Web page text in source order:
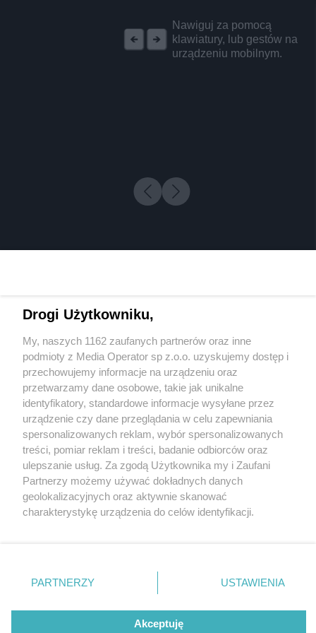
Nawiguj za pomocą
klawiatury, lub gestów na
urządzeniu mobilnym.
4 / 0
Wydawca mediów lokalnych
Nie zapomnij
zapoznać się z:
polityką prywatności
Twojemiasto
Piekary Śląskie
Chorzów
Tarnowskie Góry
Gliwice
Skontakuj sięz nami
Kontakt
Redakcja
Newsletter
Drogi Użytkowniku,
My, naszych 1162 zaufanych partnerów oraz inne
podmioty z Media Operator sp z.o.o. uzyskujemy dostęp i
przechowujemy informacje na urządzeniu oraz
przetwarzamy dane osobowe, takie jak unikalne
identyfikatory, standardowe informacje wysyłane przez
urządzenie czy dane przeglądania w celu zapewniania
spersonalizowanych reklam, wybór spersonalizowanych
treści, pomiar reklam i treści, badanie odbiorców oraz
ulepszanie usług. Za zgodą Użytkownika my i Zaufani
Partnerzy możemy używać dokładnych danych
geolokalizacyjnych oraz aktywnie skanować
charakterystykę urządzenia do celów identyfikacji.
zmienić/wycofać klikając przycisk ustawień prywatności
znajdujący się w lewym dolnym rogu strony
rodzaje przetwarzania danych nie wymagają zgody
użytkownika, ale masz prawo sprzeciwić się takiemu
PARTNERZY USTAWIENIA
Akceptuję